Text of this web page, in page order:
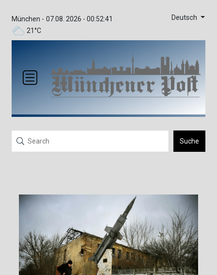
München -
21°C
07.08. 2026 - 00:52:41 Deutsch
Suche